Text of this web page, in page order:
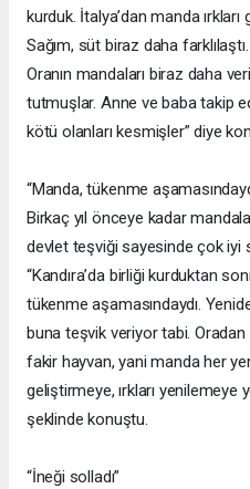
kurduk. İtalya’dan manda
Sağım, süt biraz daha
Oranın mandaları biraz daha
tutmuşlar. Anne ve baba takip
kötü olanları kesmişler” diye
“Manda, tükenme
Birkaç yıl önceye kadar
devlet teşviği sayesinde çok iyi
“Kandıra’da birliği kurduktan
tükenme aşamasındaydı.
buna teşvik veriyor tabi.
fakir hayvan, yani manda her
geliştirmeye, ırkları yenilemeye
şeklinde konuştu.
“İneği solladı”